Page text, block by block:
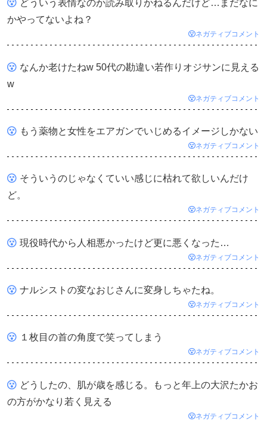
どういう表情なのか読み取りかねるんだけど…まだなに
かやってないよね？
ネガティブコメント
なんか老けたねw 50代の勘違い若作りオジサンに見える
w
ネガティブコメント
もう薬物と女性をエアガンでいじめるイメージしかない
ネガティブコメント
そういうのじゃなくていい感じに枯れて欲しいんだけ
ど。
ネガティブコメント
現役時代から人相悪かったけど更に悪くなった…
ネガティブコメント
ナルシストの変なおじさんに変身しちゃたね。
ネガティブコメント
１枚目の首の角度で笑ってしまう
ネガティブコメント
どうしたの、肌が歳を感じる。もっと年上の大沢たかお
の方がかなり若く見える
ネガティブコメント